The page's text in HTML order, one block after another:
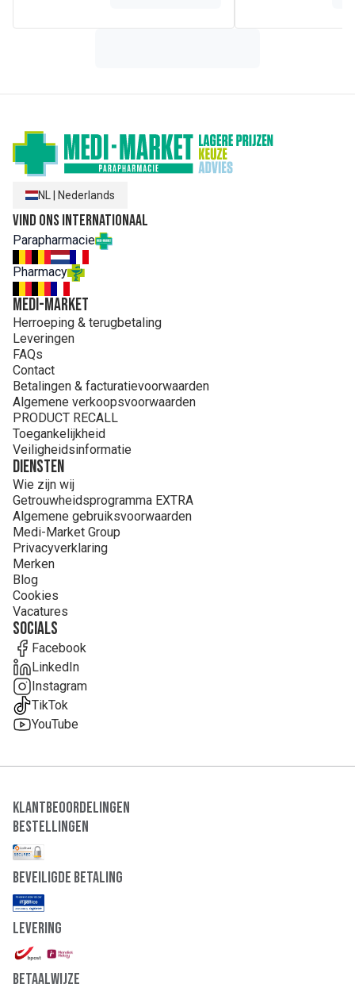
NL Nederlands
Vind ons internationaal
Parapharmacie
Pharmacy
MEDI-MARKET
Herroeping & terugbetaling
Leveringen
FAQs
Contact
Betalingen & facturatievoorwaarden
Algemene verkoopsvoorwaarden
PRODUCT RECALL
Toegankelijkheid
Veiligheidsinformatie
Diensten
Wie zijn wij
Getrouwheidsprogramma EXTRA
Algemene gebruiksvoorwaarden
Medi-Market Group
Privacyverklaring
Merken
Blog
Cookies
Vacatures
Socials
Facebook
LinkedIn
Instagram
TikTok
YouTube
Klantbeoordelingen
Bestellingen
Beveiligde Betaling
Levering
Betaalwijze